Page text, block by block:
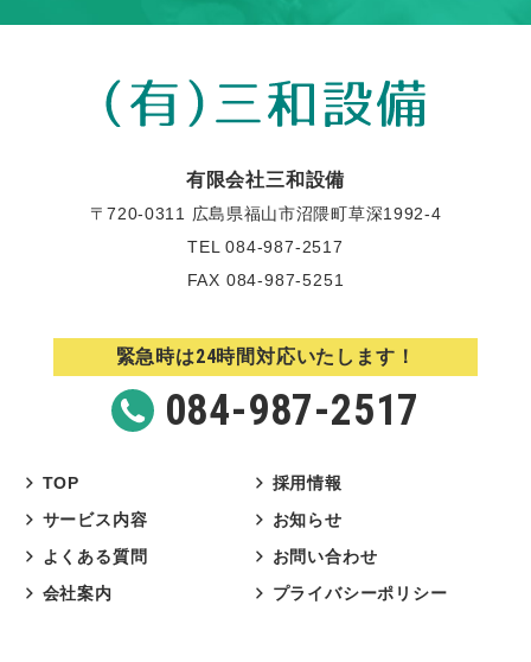
有限会社三和設備
〒720-0311 広島県福山市沼隈町草深1992-4
TEL084-987-2517
FAX 084-987-5251
緊急時は24時間対応いたします！
084-987-2517
TOP
サービス内容
よくある質問
会社案内
採用情報
お知らせ
お問い合わせ
プライバシーポリシー